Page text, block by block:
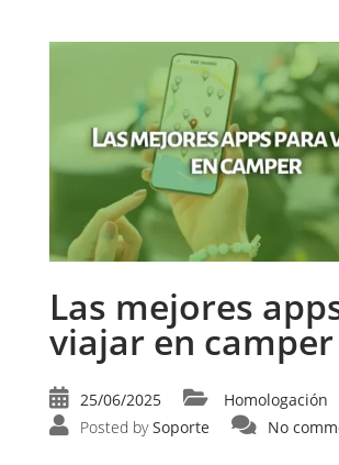
Las mejores
viajar en camper
25/06/2025
Homologación
Posted by Soporte No